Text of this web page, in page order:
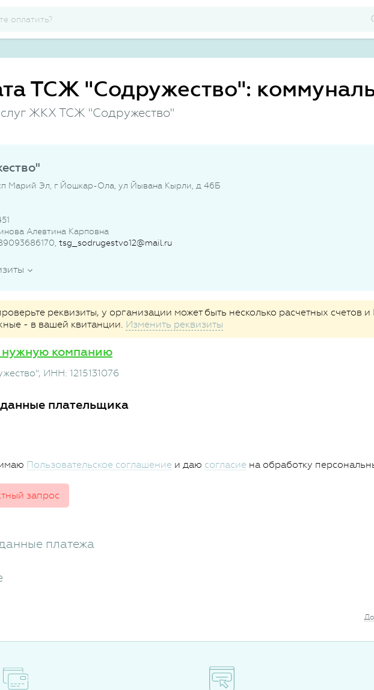
ТСЖ "Содружество":
ЖКХ ТСЖ "Содружество"
Марий Эл, г Йошкар-Ола, ул Йывана Кырли, д 46Б
Алевтина Карповна
tsg_sodrugestvo12@mail.ru
реквизиты, у организации может быть несколько расчетных счетов
- в вашей квитанции. Изменить реквизиты
компанию
, ИНН: 1215131076
плательщика
Пользовательское соглашение и даю согласие на обработку
запрос
платежа